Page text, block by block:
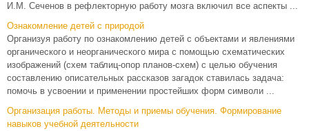
И.М. Сеченов в рефлекторную работу мозга включил все аспекты ...
Ознакомление детей с природой
Организуя работу по ознакомлению детей с объектами и явлениями
органического и неорганического мира с помощью схематических
изображений (схем таблиц-опор планов-схем) с целью обучения
составлению описательных рассказов загадок ставилась задача:
помочь в усвоении и применении простейших форм символи ...
Организация работы. Методы и приемы обучения. Формирование
навыков учебной деятельности